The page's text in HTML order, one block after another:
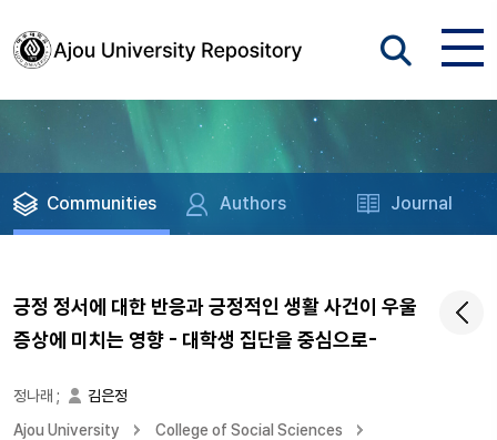
Communities Authors Journal
긍정 정서에 대한 반응과 긍정적인 생활 사건이 우울
증상에 미치는 영향 - 대학생 집단을 중심으로-
정나래 ;
김은정
Ajou University
College of Social Sciences